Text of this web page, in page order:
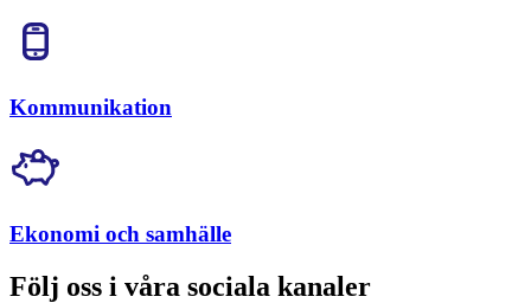
Kommunikation
Ekonomi och samhälle
Följ oss i våra sociala kanaler